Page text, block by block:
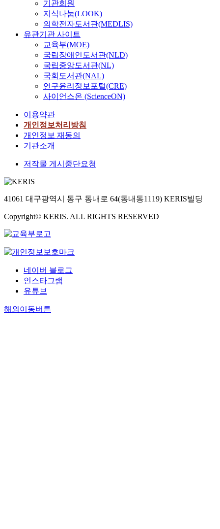
기관회원
지식나눔(LOOK)
의학전자도서관(MEDLIS)
유관기관 사이트
교육부(MOE)
국립장애인도서관(NLD)
국립중앙도서관(NL)
국회도서관(NAL)
연구윤리정보포털(CRE)
사이언스온 (ScienceON)
이용약관
개인정보처리방침
개인정보 재동의
기관소개
저작물 게시중단요청
41061 대구광역시 동구 동내로 64(동내동1119) KERIS빌딩
Copyright© KERIS. ALL RIGHTS RESERVED
네이버 블로그
인스타그램
유튜브
해외이동버튼